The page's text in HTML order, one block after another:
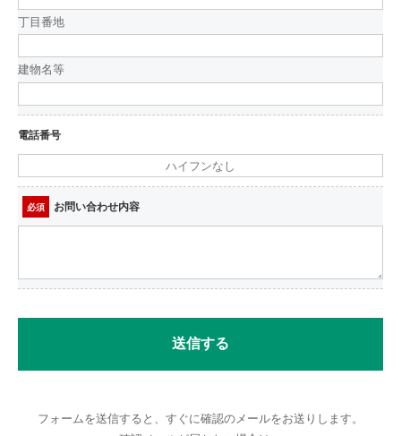
丁目番地
建物名等
電話番号
必須 お問い合わせ内容
送信する
フォームを送信すると、すぐに確認のメールをお送りします。